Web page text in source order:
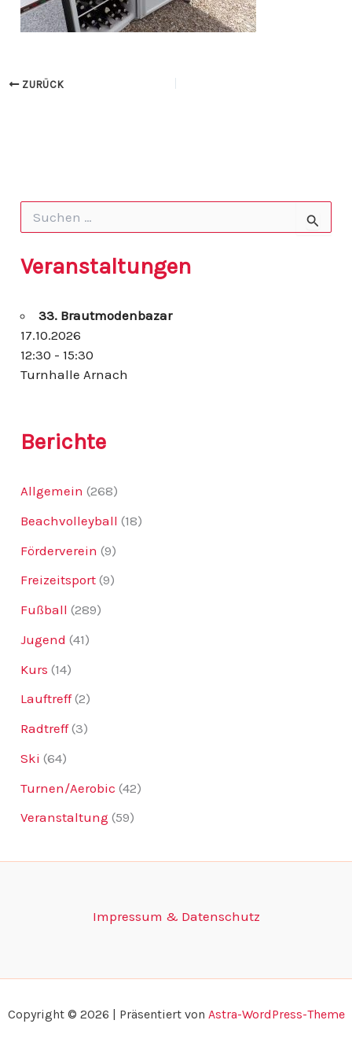
ZURÜCK
h
e
a
c
h
Veranstaltungen
33. Brautmodenbazar
17.10.2026
12:30 - 15:30
Turnhalle Arnach
Berichte
Allgemein (268)
Beachvolleyball (18)
Förderverein (9)
Freizeitsport (9)
Fußball (289)
Jugend (41)
Kurs (14)
Lauftreff(2)
Radtreff(3)
Ski (64)
Turnen/Aerobic (42)
Veranstaltung (59)
Impressum & Datenschutz
Copyright © 2026 | Präsentiert von Astra-WordPress-Theme